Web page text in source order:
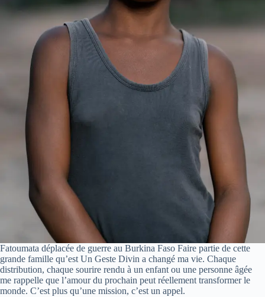
Fatoumata déplacée de guerre au Burkina Faso Faire partie de cette
grande famille qu’est Un Geste Divin a changé ma vie. Chaque
distribution, chaque sourire rendu à un enfant ou une personne âgée
me rappelle que l’amour du prochain peut réellement transformer le
monde. C’est plus qu’une mission, c’est un appel.